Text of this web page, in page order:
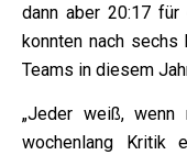
dann aber 20:17
konnten nach
Teams in diesem
„Jeder weiß, wenn
wochenlang Kritik